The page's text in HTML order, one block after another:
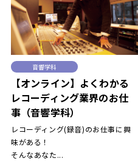
音響学科
【オンライン】よくわかる
レコーディング業界のお仕
事（音響学科）
レコーディング(録音)のお仕事に興
味がある！
そんなあなた...